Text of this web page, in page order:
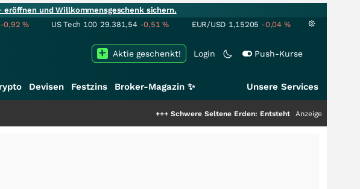
eröffnen und Willkommensgeschenk sichern.
-0,92% US Tech 100 29.381,54 -0,51% EUR/USD 1,15205 -0,04 %
Login Push-Kurse
Aktie geschenkt!
Devisen Festzins Broker-Magazin ✨ Unsere Services
Schwere Seltene Erden: Entsteht hier die nächste
Anzeige